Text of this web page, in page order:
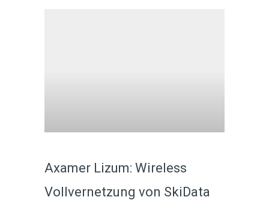
Axamer Lizum: Wireless
Vollvernetzung von SkiData